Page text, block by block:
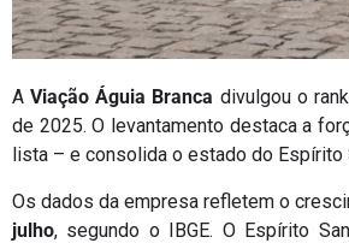
AViação Águia Branca divulgou o
de 2025. O levantamento destaca a
lista – e consolida o estado do
Os dados da empresa refletem o
julho, segundo o IBGE. O Espírito